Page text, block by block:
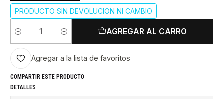
PRODUCTO SIN DEVOLUCION NI CAMBIO
Cantidad
AGREGAR AL CARRO
Agregar a la lista de favoritos
COMPARTIR ESTE PRODUCTO
DETALLES